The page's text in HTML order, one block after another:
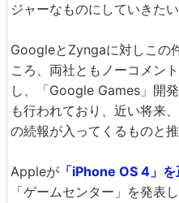
ジャーなものにしていきた
GoogleとZyngaに対しこの
ころ、両社ともノーコメン
し、「Google Games」開
も行われており、近い将来
の続報が入ってくるものと推
Appleが 「iPhone OS 4」
「ゲームセンター」を発表